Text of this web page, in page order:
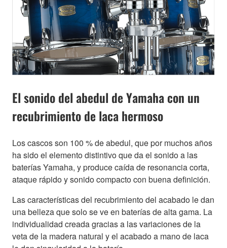
El sonido del abedul de Yamaha con un
recubrimiento de laca hermoso
Los cascos son 100 % de abedul, que por muchos años
ha sido el elemento distintivo que da el sonido a las
baterías Yamaha, y produce caída de resonancia corta,
ataque rápido y sonido compacto con buena definición.
Las características del recubrimiento del acabado le dan
una belleza que solo se ve en baterías de alta gama. La
individualidad creada gracias a las variaciones de la
veta de la madera natural y el acabado a mano de laca